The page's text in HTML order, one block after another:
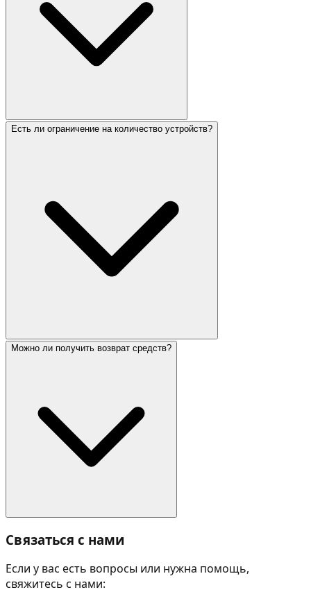
Есть ли ограничение на количество устройств?
Можно ли получить возврат средств?
Связаться с нами
Если у вас есть вопросы или нужна помощь,
свяжитесь с нами: